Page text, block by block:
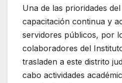
Una de las prioridades
capacitación continua y
servidores públicos, por
colaboradores del
trasladen a este distrito
cabo actividades